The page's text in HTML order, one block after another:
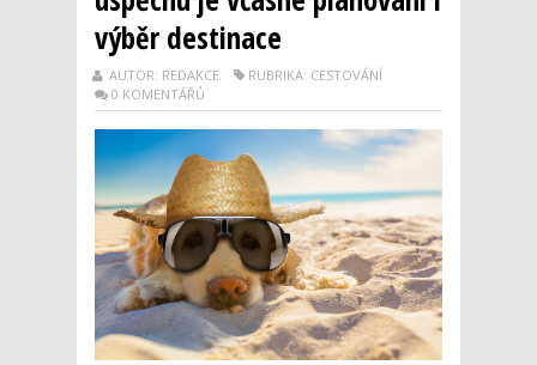
výběr destinace
AUTOR: REDAKCE
RUBRIKA: CESTOVÁNÍ
0 KOMENTÁŘŮ